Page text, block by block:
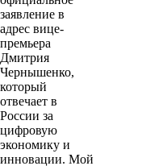
заявление в
адрес вице-
премьера
Дмитрия
Чернышенко,
который
отвечает в
России за
цифровую
экономику и
инновации. Мой